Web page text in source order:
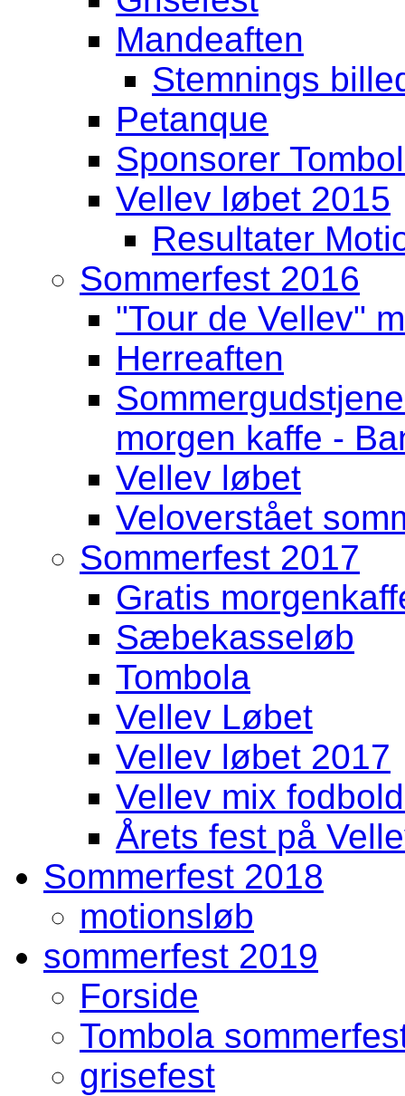
Mandeaften
Stemnings
Petanque
Sponsorer
Vellev løbet 2015
Resultater
Sommerfest 2016
"Tour de Vellev"
Herreaften
morgen kaffe -
Vellev løbet
Veloverstået
Sommerfest 2017
Gratis
Sæbekasseløb
Tombola
Vellev Løbet
Vellev løbet 2017
Vellev mix
Årets fest på
Sommerfest 2018
motionsløb
sommerfest 2019
Forside
Tombola
grisefest